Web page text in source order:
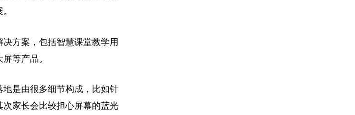
方案，包括智慧课堂教学用
等产品。
是由很多细节构成，比如针
家长会比较担心屏幕的蓝光